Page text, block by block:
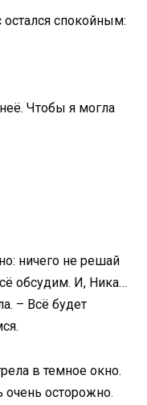
остался спокойным:
Чтобы я могла
ничего не решай
обсудим. И, Ника…
– Всё будет
в темное окно.
осторожно.